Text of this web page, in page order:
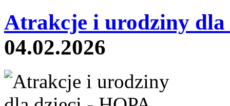
Atrakcje i urodziny dla
04.02.2026